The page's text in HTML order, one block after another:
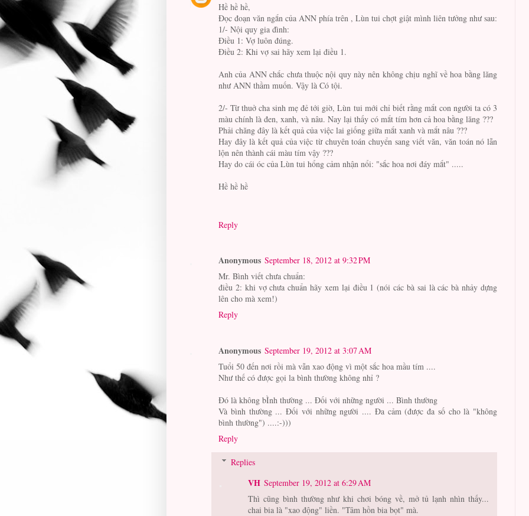
Hề hề hề,
Đọc đoạn văn ngắn của ANN phía trên , Lùn tui chợt giật mình liên tưởng như sau:
1/- Nội quy gia đình:
Điều 1: Vợ luôn đúng.
Điều 2: Khi vợ sai hãy xem lại điều 1.
Anh của ANN chắc chưa thuộc nội quy này nên không chịu nghĩ về hoa bằng lăng
như ANN thầm muốn. Vậy là Có tội.
2/- Từ thuở cha sinh mẹ đẻ tới giờ, Lùn tui mới chỉ biết rằng mắt con người ta có 3
màu chính là đen, xanh, và nâu. Nay lại thấy có mắt tím hơn cả hoa bằng lăng ???
Phải chăng đây là kết quả của việc lai giống giữa mắt xanh và mắt nâu ???
Hay đây là kết quả của việc từ chuyên toán chuyển sang viết văn, văn toán nó lẫn
lộn nên thành cái màu tím vậy ???
Hay do cái óc của Lùn tui hổng cảm nhận nổi: "sắc hoa nơi đáy mắt" .....
Hề hề hề
Reply
Anonymous September 18, 2012 at 9:32 PM
Mr. Bình viết chưa chuẩn:
điều 2: khi vợ chưa chuẩn hãy xem lại điều 1 (nói các bà sai là các bà nhảy dựng
lên cho mà xem!)
Reply
Anonymous September 19, 2012 at 3:07 AM
Tuổi 50 đến nơi rồi mà vẫn xao động vì một sắc hoa mầu tím ....
Như thế có được gọi la bình thường không nhỉ ?
Đó là không bÌnh thường ... Đối với những người ... Bình thường
Và bình thường ... Đối với những người .... Đa cảm (được đa số cho là "không
bình thường") ....:-)))
Reply
Replies
VH September 19, 2012 at 6:29 AM
Thì cũng bình thường như khi chơi bóng về, mở tủ lạnh nhìn thấy...
chai bia là "xao động" liền. "Tâm hồn bia bọt" mà.